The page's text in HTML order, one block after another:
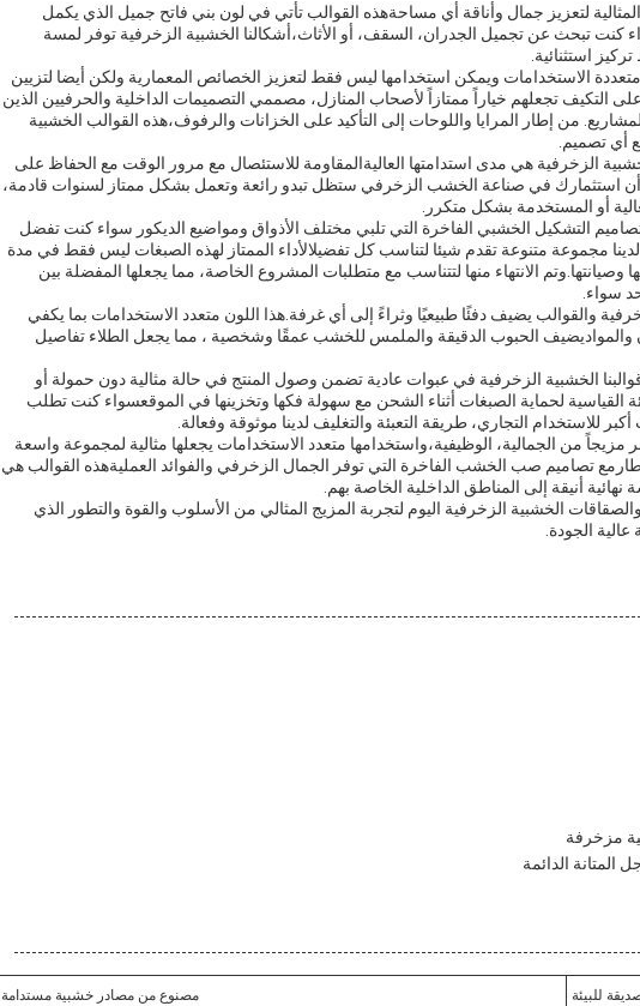
لتعزيز جمال وأناقة أي مساحةهذه القوالب تأتي في لون بني فاتح جميل الذي يكمل
تبحث عن تجميل الجدران، السقف، أو الأثاث،أشكالنا الخشبية الزخرفية توفر لمسة
استثنائية.
الاستخدامات ويمكن استخدامها ليس فقط لتعزيز الخصائص المعمارية ولكن أيضا لتزيين
التكيف تجعلهم خياراً ممتازاً لأصحاب المنازل، مصممي التصميمات الداخلية والحرفيين الذين
من إطار المرايا واللوحات إلى التأكيد على الخزانات والرفوف،هذه القوالب الخشبية
أي تصميم.
الزخرفية هي مدى استدامتها العاليةالمقاومة للاستئصال مع مرور الوقت مع الحفاظ على
أن استثمارك في صناعة الخشب الزخرفي ستظل تبدو رائعة وتعمل بشكل ممتاز لسنوات قادمة،
أو المستخدمة بشكل متكرر.
التشكيل الخشبي الفاخرة التي تلبي مختلف الأذواق ومواضيع الديكور سواء كنت تفضل
مجموعة متنوعة تقدم شيئا لتناسب كل تفضيلالأداء الممتاز لهذه الصبغات ليس فقط في مدة
الانتهاء منها لتتناسب مع متطلبات المشروع الخاصة، مما يجعلها المفضلة بين
والقوالب يضيف دفئًا طبيعيًا وثراءً إلى أي غرفة.هذا اللون متعدد الاستخدامات بما يكفي
والمواديضيف الحبوب الدقيقة والملمس للخشب عمقًا وشخصية ، مما يجعل الطلاء تفاصيل
الخشبية الزخرفية في عبوات عادية تضمن وصول المنتج في حالة مثالية دون حمولة أو
القياسية لحماية الصبغات أثناء الشحن مع سهولة فكها وتخزينها في الموقعسواء كنت تطلب
للاستخدام التجاري، طريقة التعبئة والتغليف لدينا موثوقة وفعالة.
مزيجاً من الجمالية، الوظيفية،واستخدامها متعدد الاستخدامات يجعلها مثالية لمجموعة واسعة
تصاميم صب الخشب الفاخرة التي توفر الجمال الزخرفي والفوائد العمليةهذه القوالب هي
أنيقة إلى المناطق الداخلية الخاصة بهم.
الخشبية الزخرفية اليوم لتجربة المزيج المثالي من الأسلوب والقوة والتطور الذي
الجودة.
مزخرفة
الدائمة
للبيئة مصنوع من مصادر خشبية مستدامة